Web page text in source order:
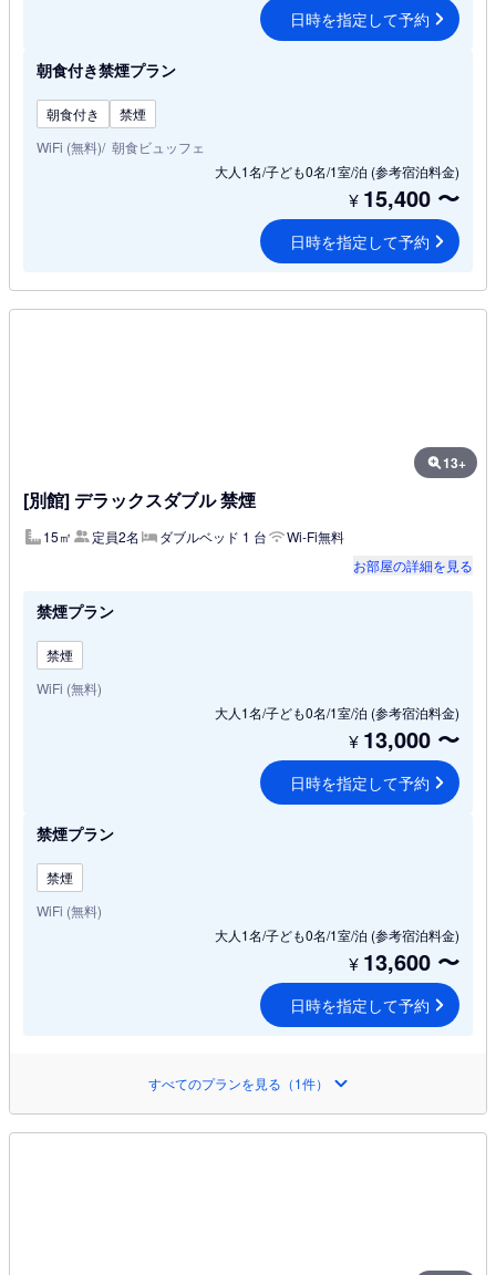
日時を指定して予約
朝食付き禁煙プラン
朝食付き
禁煙
WiFi (無料) 朝食ビュッフェ
大人1名/子ども0名/1室/泊 (参考宿泊料金)
¥ 15,400 〜
日時を指定して予約
13+
[別館] デラックスダブル 禁煙
15㎡ 定員2名 ダブルベッド 1 台
Wi-Fi無料
お部屋の詳細を見る
禁煙プラン
禁煙
WiFi (無料)
大人1名/子ども0名/1室/泊 (参考宿泊料金)
¥ 13,000 〜
日時を指定して予約
禁煙プラン
禁煙
WiFi (無料)
大人1名/子ども0名/1室/泊 (参考宿泊料金)
¥ 13,600 〜
日時を指定して予約
すべてのプランを見る（1件）